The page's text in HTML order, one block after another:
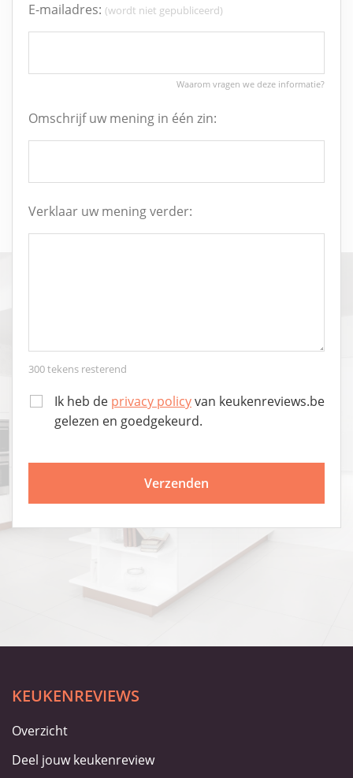
E-mailadres: (wordt niet gepubliceerd)
Omschrijf uw mening in één zin:
Verklaar uw mening verder:
300tekens resterend
Ik heb de privacy policyvan keukenreviews.be
gelezen en goedgekeurd.
KEUKENREVIEWS
Overzicht
Deel jouw keukenreview